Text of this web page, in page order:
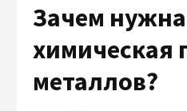
Зачем нужна
химическая
металлов?